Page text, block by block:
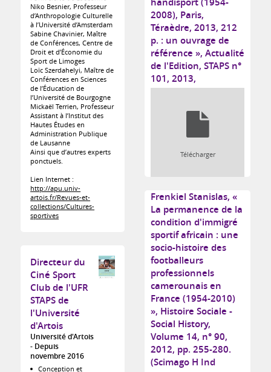
Niko Besnier, Professeur
d’Anthropologie Culturelle
à l’Université d’Amsterdam
Sabine Chavinier, Maître
de Conférences, Centre de
Droit et d’Économie du
Sport de Limoges
Loïc Szerdahelyi, Maître de
Conférences en Sciences
de l’Éducation de
l’Université de Bourgogne
Mickaël Terrien, Professeur
Assistant à l’Institut des
Hautes Études en
Administration Publique
de Lausanne
Ainsi que d’autres experts
ponctuels.
Lien Internet :
http://apu.univ-
artois.fr/Revues-et-
collections/Cultures-
sportives
Directeur du
Ciné Sport
Club de l'UFR
STAPS de
l'Université
d'Artois
Université d'Artois
Depuis
novembre 2016
Conception et
2008), Paris,
Téraèdre, 2013, 212
p. : un ouvrage de
référence », Actualité
de l'Edition, STAPS n°
101, 2013,
Télécharger
Frenkiel Stanislas, «
La permanence de la
condition d'immigré
sportif africain : une
socio-histoire des
footballeurs
professionnels
camerounais en
France (1954-2010)
», Histoire Sociale -
Social History,
Volume 14, n° 90,
2012, pp. 255-280.
(Scimago H Ind